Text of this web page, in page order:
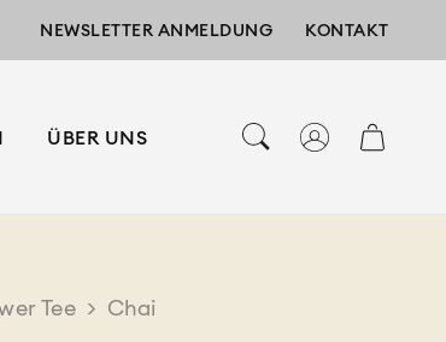
NEWSLETTER ANMELDUNG KONTAKT
ÜBER UNS
Tee > Chai